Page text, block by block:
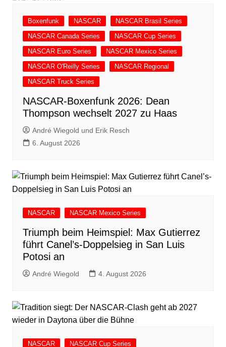
Boxenfunk NASCAR
NASCAR Brasil Series
NASCAR Canada Series
NASCAR Cup Series
NASCAR Euro Series
NASCAR Mexico Series
NASCAR O'Reilly Series
NASCAR Regional
NASCAR Truck Series
NASCAR-Boxenfunk 2026: Dean
Thompson wechselt 2027 zu Haas
André Wiegold und Erik Resch
6. August 2026
NASCAR NASCAR Mexico Series
Triumph beim Heimspiel: Max Gutierrez
führt Canel’s-Doppelsieg in San Luis
Potosi an
André Wiegold 4. August 2026
NASCAR NASCAR Cup Series